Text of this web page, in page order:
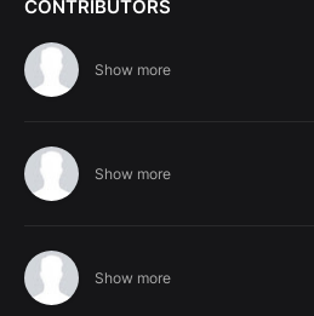
CONTRIBUTORS
Show more
Show more
Show more